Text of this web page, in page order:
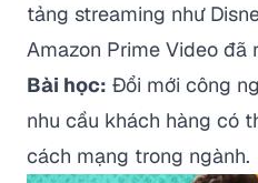
tảng streaming như
Amazon Prime Video đã
Bài học: Đổi mới công
nhu cầu khách hàng có
cách mạng trong ngành.